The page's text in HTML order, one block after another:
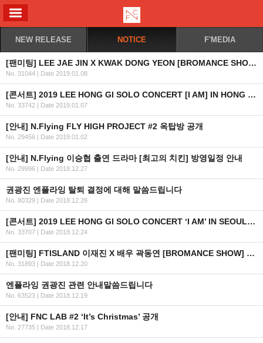
NEW RELEASE NOTICE F'MEDIA
[팬미팅] LEE JAE JIN X KWAK DONG YEON [BROMANCE SHOW] FAN MEETING IN BANGKOK 2019 (수정)
No. 31044 | Date 2019.01.08
[콘서트] 2019 LEE HONG GI SOLO CONCERT [I AM] IN HONG KONG (수정)
No. 33742 | Date 2019.01.07
[안내] N.Flying FLY HIGH PROJECT #2 옥탑방 공개
No. 29456 | Date 2019.01.02
[안내] N.Flying 이승협 출연 드라마 [최고의 치킨] 방영일정 안내
No. 29996 | Date 2018.12.27
권광진 엔플라잉 탈퇴 결정에 대해 말씀드립니다
No. 80329 | Date 2018.12.26
[콘서트] 2019 LEE HONG GI SOLO CONCERT ‘I AM’ IN SEOUL 선행 및 일반 예매 안내
No. 33707 | Date 2018.12.24
[팬미팅] FTISLAND 이재진 X 배우 곽동연 [BROMANCE SHOW] Fan Meeting in Bangkok 2019 개최 안내
No. 31893 | Date 2018.12.20
엔플라잉 권광진 관련 안내말씀드립니다
No. 63523 | Date 2018.12.19
[안내] FNC LAB #2 ‘It’s Christmas’ 공개
No. 27735 | Date 2018.12.17